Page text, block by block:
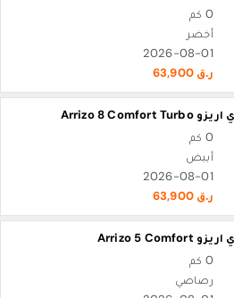
0 كم
أخضر
2026-08-01
ر.ق 63,900
0 كم
أبيض
2026-08-01
ر.ق 63,900
0 كم
رصاصي